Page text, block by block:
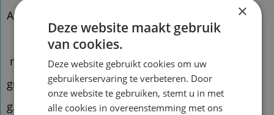
Afstandsbediening Medion 20014752
n.qxx78
gn.qxx43 x2
g.qxx99
×
Deze website maakt gebruik
van cookies.
Deze website gebruikt cookies om uw
gebruikerservaring te verbeteren. Door
onze website te gebruiken, stemt u in met
alle cookies in overeenstemming met ons